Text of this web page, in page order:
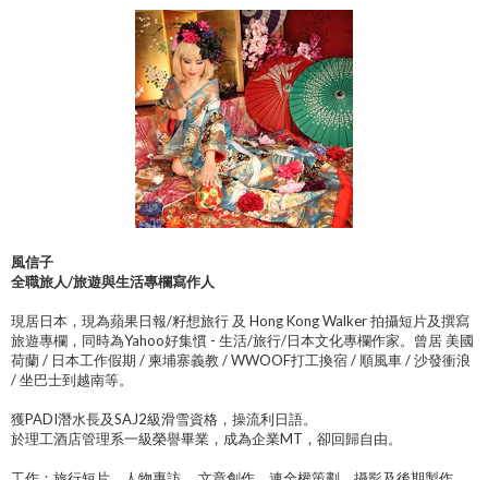
風信子
全職旅人/旅遊與生活專欄寫作人
現居日本，現為蘋果日報/籽想旅行 及 Hong Kong Walker 拍攝短片及撰寫
旅遊專欄，同時為Yahoo好集慣 - 生活/旅行/日本文化專欄作家。曾居 美國
荷蘭 / 日本工作假期 / 柬埔寨義教 / WWOOF打工換宿 / 順風車 / 沙發衝浪
/ 坐巴士到越南等。
獲PADI潛水長及SAJ2級滑雪資格，操流利日語。
於理工酒店管理系一級榮譽畢業，成為企業MT，卻回歸自由。